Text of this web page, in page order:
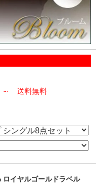
～ 送料無料
ロイヤルゴールドラベル